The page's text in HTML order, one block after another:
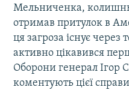
Мельниченка,
отримав притулок в
ця загроза існує
активно цікавився
Оборони генерал
коментують цієї